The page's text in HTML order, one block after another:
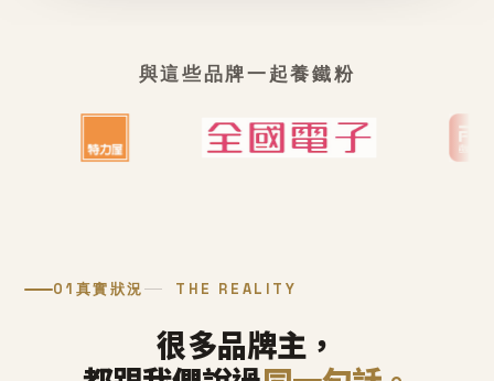
與這些品牌一起養鐵粉
01 真實狀況 THE REALITY
很多品牌主，